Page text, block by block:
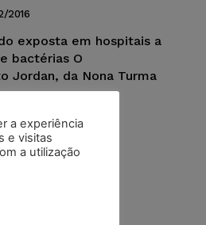
2016
exposta em hospitais a
bactérias O
Jordan, da Nona Turma
a experiência
e visitas
a utilização